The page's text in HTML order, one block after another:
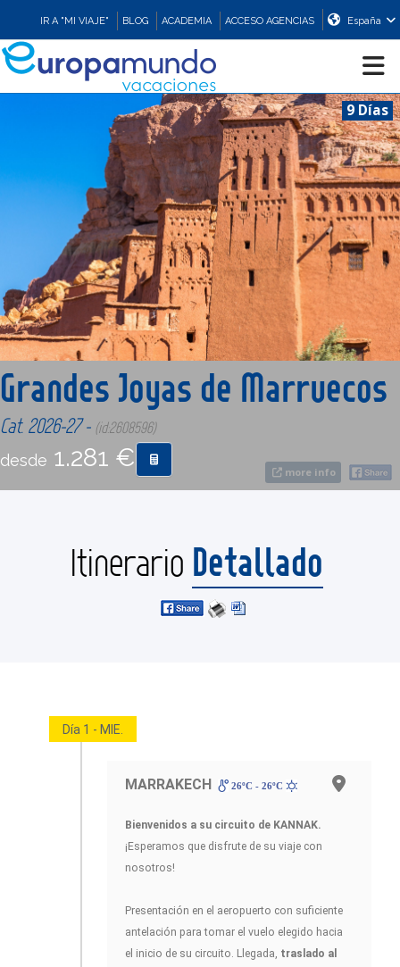
IR A "MI VIAJE" BLOG ACADEMIA ACCESO AGENCIAS España
CRUCEROS
EUROPA
ASIA
ORIENTE
PROMOCIONES
COMPRAR
CONTACTO
9 Días
more info
Grandes Joyas de Marruecos
Cat. 2026-27 - (id:2608596)
desde 1.281 €
Itinerario Detallado
Día 1 - MIE.
MARRAKECH 26ºC - 26ºC
Bienvenidos a su circuito de KANNAK.
¡Esperamos que disfrute de su viaje con
nosotros!
Presentación en el aeropuerto con suficiente
antelación para tomar el vuelo elegido hacia
el inicio de su circuito. Llegada, traslado al